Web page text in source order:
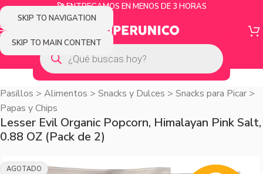
SKIP TO NAVIGATION
SKIP TO MAIN CONTENT
🚀 ENTREGAMOS EN MENOS DE 3 HORAS
Pasillos > Alimentos > Snacks y Dulces > Snacks para Picar >
Papas y Chips
Lesser Evil Organic Popcorn, Himalayan Pink Salt,
0.88 OZ (Pack de 2)
AGOTADO